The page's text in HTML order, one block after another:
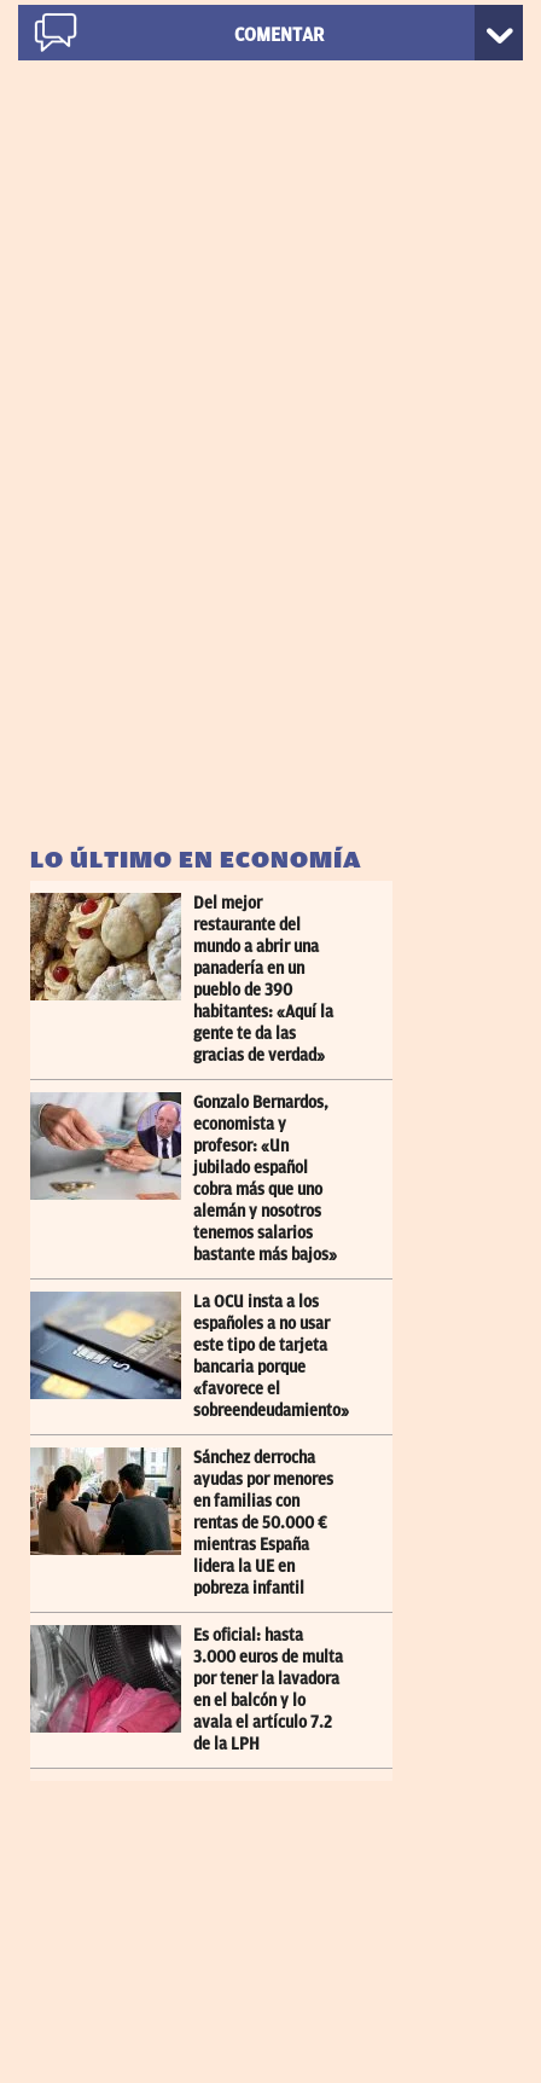
COMENTAR
LO ÚLTIMO EN ECONOMÍA
Del mejor
restaurante del
mundo a abrir una
panadería en un
pueblo de 390
habitantes: «Aquí la
gente te da las
gracias de verdad»
Gonzalo Bernardos,
economista y
profesor: «Un
jubilado español
cobra más que uno
alemán y nosotros
tenemos salarios
bastante más bajos»
La OCU insta a los
españoles a no usar
este tipo de tarjeta
bancaria porque
«favorece el
sobreendeudamiento»
Sánchez derrocha
ayudas por menores
en familias con
rentas de 50.000 €
mientras España
lidera la UE en
pobreza infantil
Es oficial: hasta
3.000 euros de multa
por tener la lavadora
en el balcón y lo
avala el artículo 7.2
de la LPH